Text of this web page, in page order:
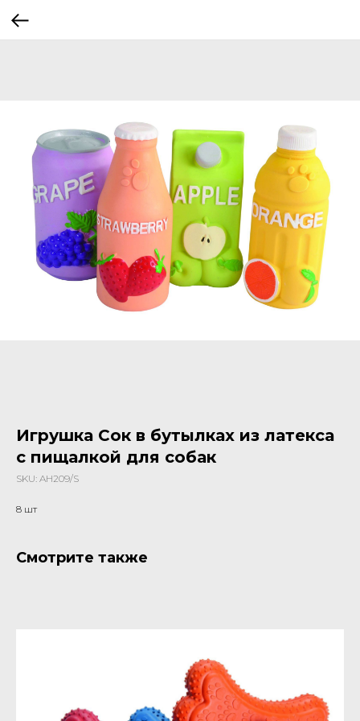
Игрушка Сок в бутылках из латекса
с пищалкой для собак
SKU: AH209/S
8 шт
Смотрите также